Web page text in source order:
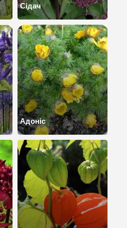
Сідач
Адоніс